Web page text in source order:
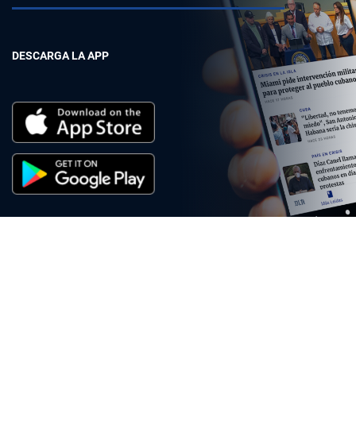
DESCARGA LA APP